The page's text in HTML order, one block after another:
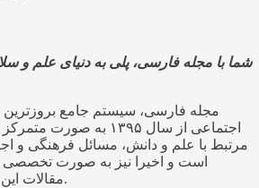
شما با مجله فارسی، پلی به دنیای علم و
مجله فارسی، سیستم جامع بروزترین
اجتماعی از سال ۱۳۹۵ به
مرتبط با علم و دانش، مسائل فرهنگی و
است و اخیرا نیز به صورت تخصصی
مقالات این حوزه‌ها فعالیت می کند.